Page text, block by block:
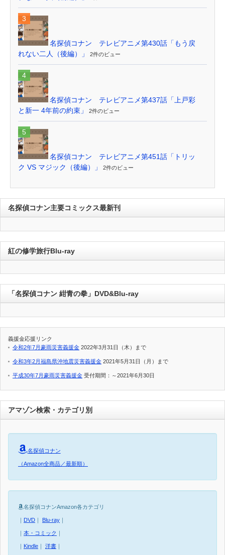
名探偵コナン テレビアニメ第430話「もう戻
れない二人（後編）」
2件のビュー
名探偵コナン テレビアニメ第437話「上戸彩
と新一 4年前の約束」
2件のビュー
名探偵コナン テレビアニメ第451話「トリッ
ク VS マジック（後編）」
2件のビュー
名探偵コナン主要コミックス最新刊
紅の修学旅行Blu-ray
「名探偵コナン 紺青の拳」DVD&Blu-ray
義援金応援リンク
令和2年7月豪雨災害義援金 2022年3月31日（木）まで
令和3年2月福島県沖地震災害義援金 2021年5月31日（月）まで
平成30年7月豪雨災害義援金 受付期間：～2021年6月30日
アマゾン検索・カテゴリ別
名探偵コナン
（Amazon全商品／最新順）
名探偵コナンAmazon各カテゴリ
｜ DVD ｜ Blu-ray ｜
｜ 本・コミック ｜
｜ Kindle ｜ 洋書 ｜